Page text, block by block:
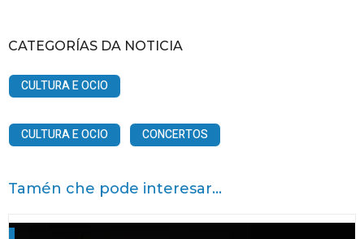
CATEGORÍAS DA NOTICIA
CULTURA E OCIO
CULTURA E OCIO CONCERTOS
Tamén che pode interesar...